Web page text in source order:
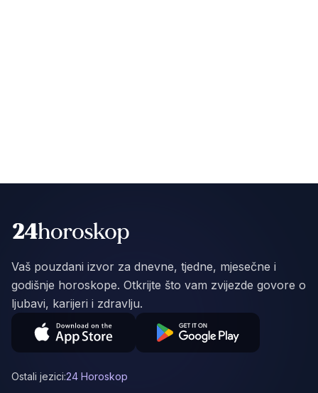
Vaš pouzdani izvor za dnevne, tjedne, mjesečne i
godišnje horoskope. Otkrijte što vam zvijezde govore o
ljubavi, karijeri i zdravlju.
Ostali jezici:24 Horoskop